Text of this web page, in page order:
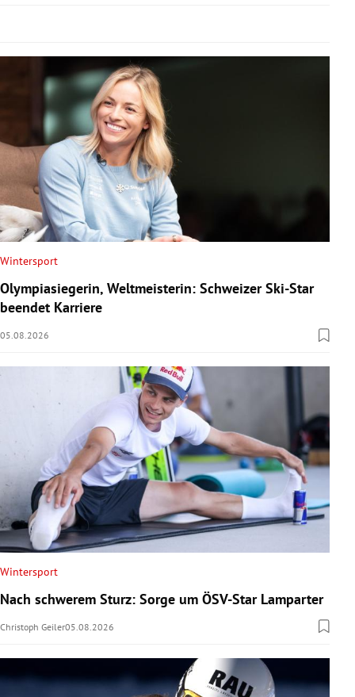
Untermenü
Wintersport
Olympiasiegerin, Weltmeisterin: Schweizer Ski-Star
beendet Karriere
05.08.2026
Wintersport
Nach schwerem Sturz: Sorge um ÖSV-Star Lamparter
Christoph Geiler05.08.2026